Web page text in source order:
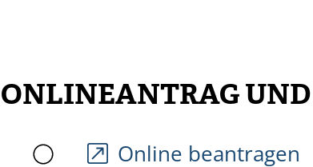
ONLINEANTRAG
Online beantragen